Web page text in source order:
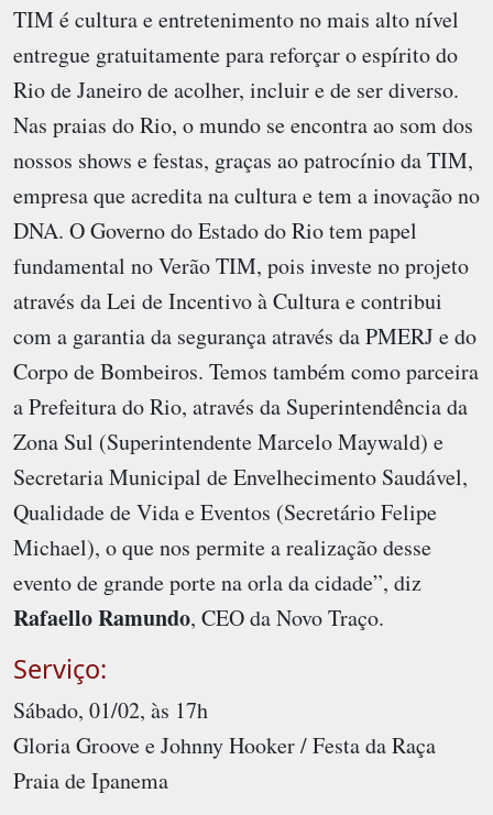
TIM é cultura e entretenimento no mais alto nível
entregue gratuitamente para reforçar o espírito do
Rio de Janeiro de acolher, incluir e de ser diverso.
Nas praias do Rio, o mundo se encontra ao som dos
nossos shows e festas, graças ao patrocínio da TIM,
empresa que acredita na cultura e tem a inovação no
DNA. O Governo do Estado do Rio tem papel
fundamental no Verão TIM, pois investe no projeto
através da Lei de Incentivo à Cultura e contribui
com a garantia da segurança através da PMERJ e do
Corpo de Bombeiros. Temos também como parceira
a Prefeitura do Rio, através da Superintendência da
Zona Sul (Superintendente Marcelo Maywald) e
Secretaria Municipal de Envelhecimento Saudável,
Qualidade de Vida e Eventos (Secretário Felipe
Michael), o que nos permite a realização desse
evento de grande porte na orla da cidade”, diz
Rafaello Ramundo, CEO da Novo Traço.
Serviço:
Sábado, 01/02, às 17h
Gloria Groove e Johnny Hooker / Festa da Raça
Praia de Ipanema